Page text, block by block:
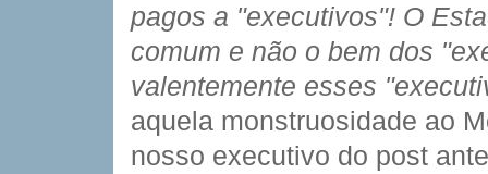
pagos a "executivos"! O
comum e não o bem dos
valentemente esses
aquela monstruosidade ao
nosso executivo do post